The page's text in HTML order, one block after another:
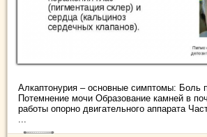
Алкаптонурия – основные симптомы: Боль
Потемнение мочи Образование камней в
работы опорно двигательного аппарата